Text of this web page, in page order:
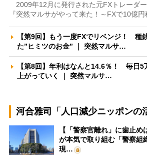
2009年12月に発行された元FXトレーダ
『突然マルサがやって来た！～FXで10億円
【第9回】もう一度FXでリベンジ！ 種
た”ヒミツのお金” ｜ 突然マルサ…
【第8回】年利はなんと14.6％！ 毎日5
上がっていく ｜ 突然マルサ…
河合雅司「人口減少ニッポンの
【「警察官離れ」に歯止
が本気で取り組む「警察
現…